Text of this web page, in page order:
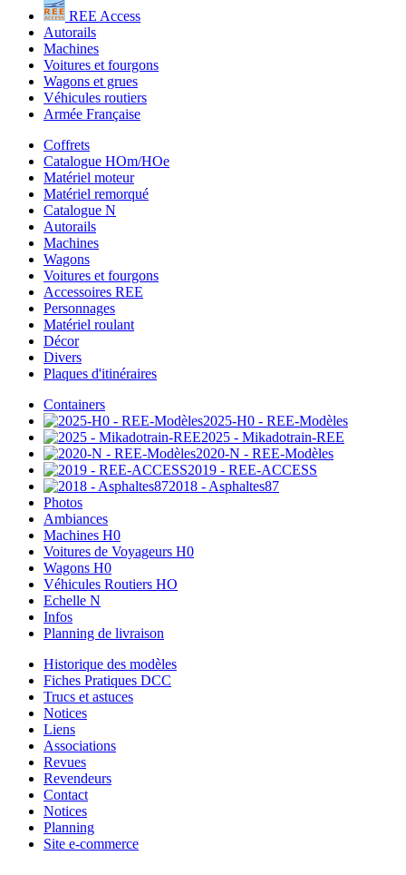
REE Access
Autorails
Machines
Voitures et fourgons
Wagons et grues
Véhicules routiers
Armée Française
Coffrets
Catalogue HOm/HOe
Matériel moteur
Matériel remorqué
Catalogue N
Autorails
Machines
Wagons
Voitures et fourgons
Accessoires REE
Personnages
Matériel roulant
Décor
Divers
Plaques d'itinéraires
Containers
2025-H0 - REE-Modèles
2025 - Mikadotrain-REE
2020-N - REE-Modèles
2019 - REE-ACCESS
2018 - Asphaltes87
Photos
Ambiances
Machines H0
Voitures de Voyageurs H0
Wagons H0
Véhicules Routiers HO
Echelle N
Infos
Planning de livraison
Historique des modèles
Fiches Pratiques DCC
Trucs et astuces
Notices
Liens
Associations
Revues
Revendeurs
Contact
Notices
Planning
Site e-commerce